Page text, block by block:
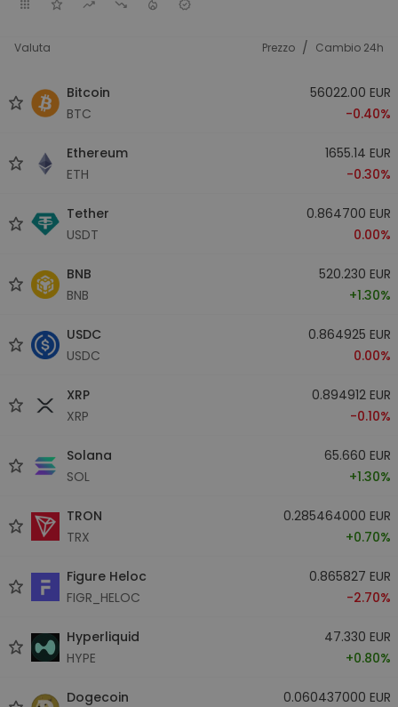
Valuta Prezzo / Cambio 24h
Bitcoin
BTC
56022.00 EUR
-0.40%
Ethereum
ETH
1655.14 EUR
-0.30%
Tether
USDT
0.864700 EUR
0.00%
BNB
BNB
520.230 EUR
+1.30%
USDC
USDC
0.864925 EUR
0.00%
XRP
XRP
0.894912 EUR
-0.10%
Solana
SOL
65.660 EUR
+1.30%
TRON
TRX
0.285464000 EUR
+0.70%
Figure Heloc
FIGR_HELOC
0.865827 EUR
-2.70%
Hyperliquid
HYPE
47.330 EUR
+0.80%
Dogecoin
0.060437000 EUR